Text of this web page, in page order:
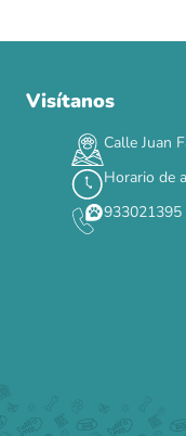
Visítanos
Calle Juan
Horario de